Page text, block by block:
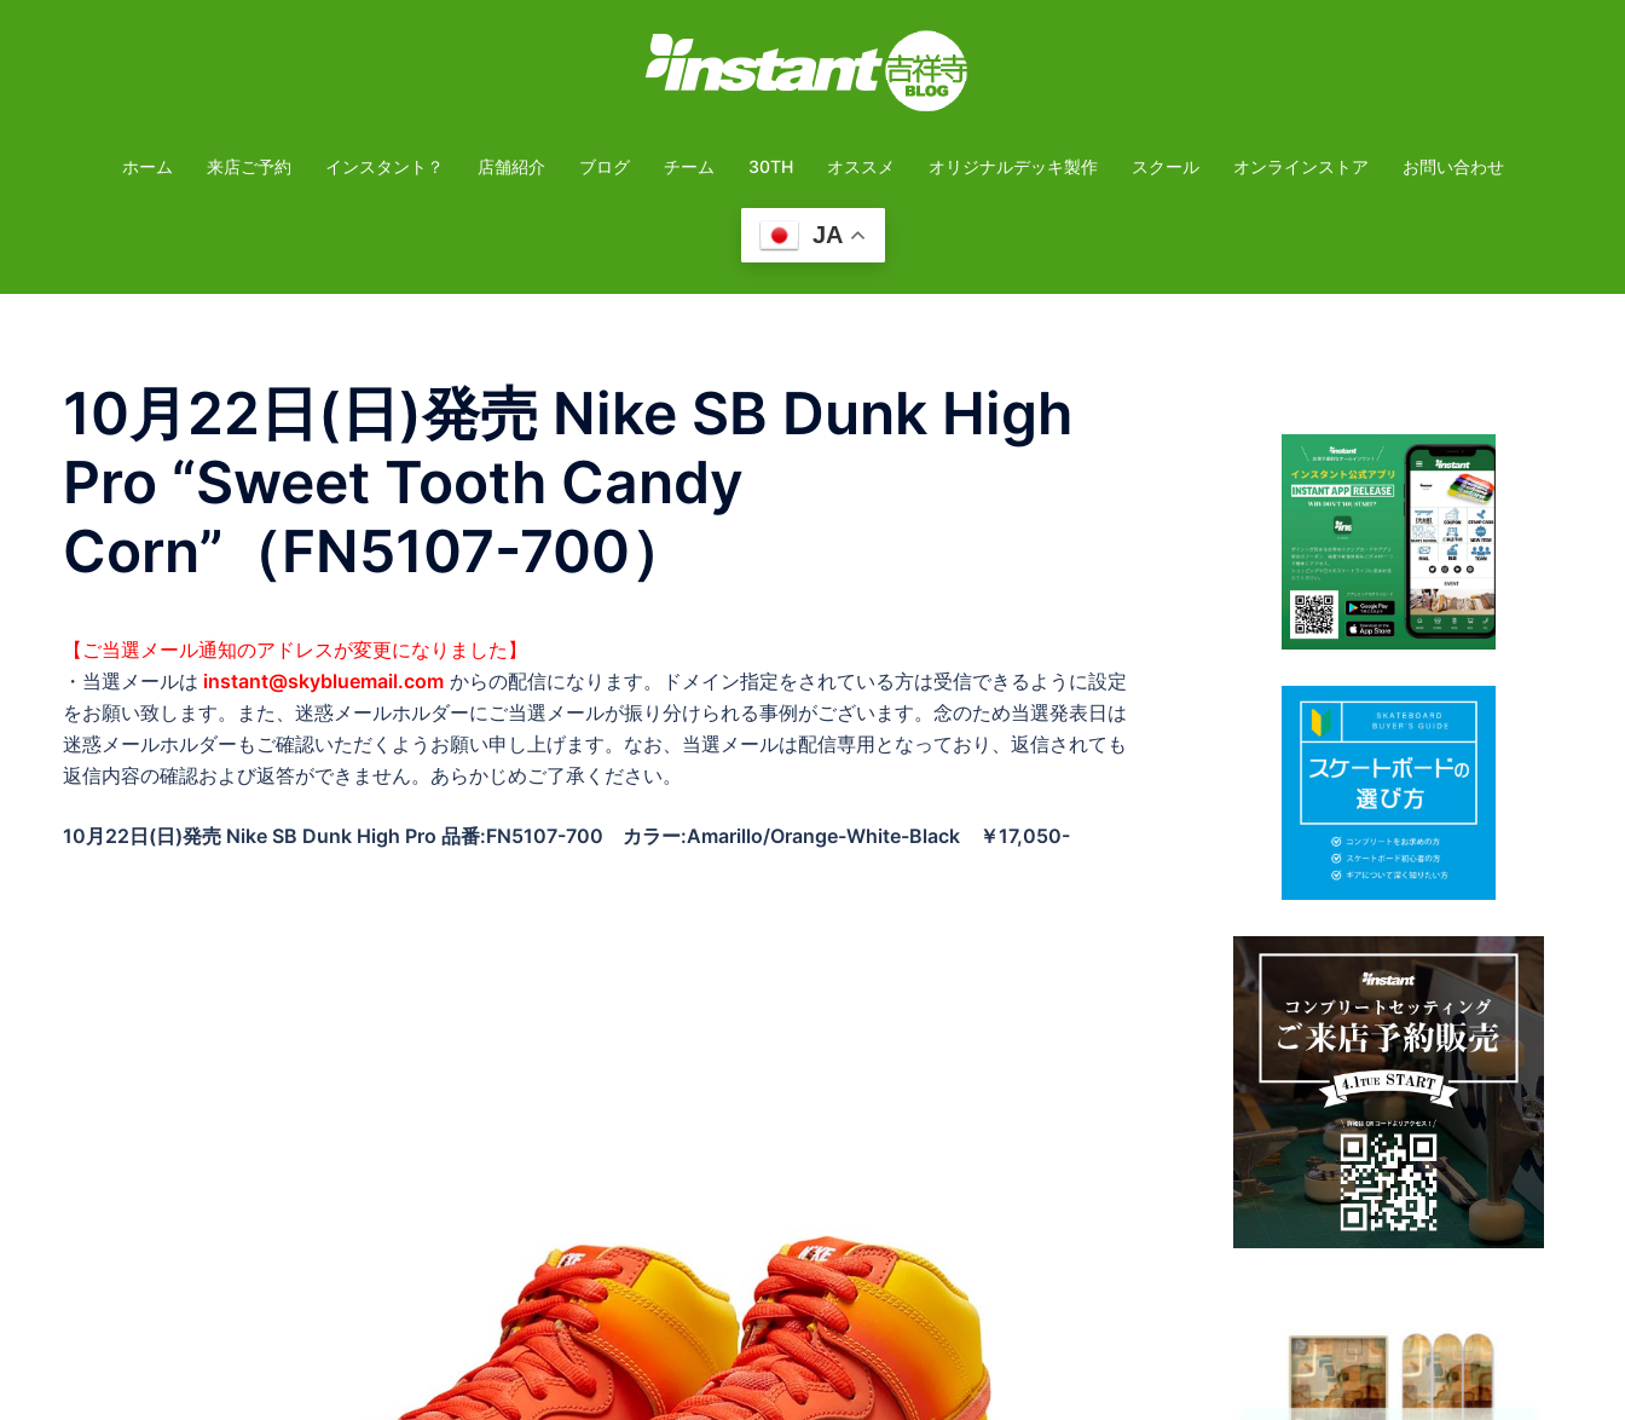
プ
ホーム 来店ご予約 インスタント？ 店舗紹介 ブログ チーム 30TH オススメ オリジナルデッキ製作 スクール オンラインストア お問い合わせ
JA
10月22日(日)発売 Nike SB Dunk High
Pro “Sweet Tooth Candy
Corn”（FN5107-700）
【ご当選メール通知のアドレスが変更になりました】
・当選メールは instant@skybluemail.com からの配信になります。ドメイン指定をされている方は受信できるように設定
をお願い致します。また、迷惑メールホルダーにご当選メールが振り分けられる事例がございます。念のため当選発表日は
迷惑メールホルダーもご確認いただくようお願い申し上げます。なお、当選メールは配信専用となっており、返信されても
返信内容の確認および返答ができません。あらかじめご了承ください。
10月22日(日)発売 Nike SB Dunk High Pro 品番:FN5107-700 カラー:Amarillo/Orange-White-Black ￥17,050-